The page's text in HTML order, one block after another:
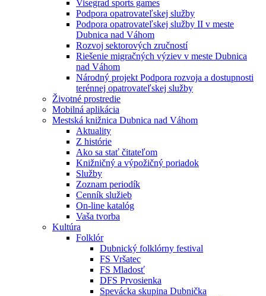
Visegrad sports games
Podpora opatrovateľskej služby
Podpora opatrovateľskej služby II v meste
Dubnica nad Váhom
Rozvoj sektorových zručností
Riešenie migračných výziev v meste Dubnica
nad Váhom
Národný projekt Podpora rozvoja a dostupnosti
terénnej opatrovateľskej služby
Životné prostredie
Mobilná aplikácia
Mestská knižnica Dubnica nad Váhom
Aktuality
Z histórie
Ako sa stať čitateľom
Knižničný a výpožičný poriadok
Služby
Zoznam periodík
Cenník služieb
On-line katalóg
Vaša tvorba
Kultúra
Folklór
Dubnický folklórny festival
FS Vršatec
FS Mladosť
DFS Prvosienka
Spevácka skupina Dubnička